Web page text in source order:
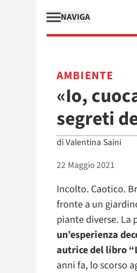
NAVIGA
AMBIENTE
«Io,
segreti
di Valentina Saini
22 Maggio 2021
Incolto. Caotico.
fronte a un
piante diverse. La
un’esperienza
autrice del libro
anni fa, lo scorso